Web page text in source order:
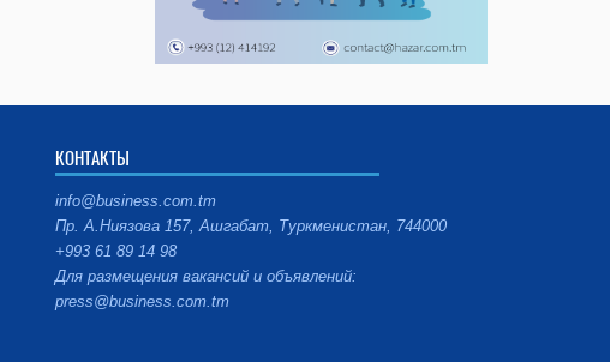
КОНТАКТЫ
info@business.com.tm
Пр. А.Ниязова 157, Ашгабат, Туркменистан, 744000
+993 61 89 14 98
Для размещения вакансий и объявлений:
press@business.com.tm